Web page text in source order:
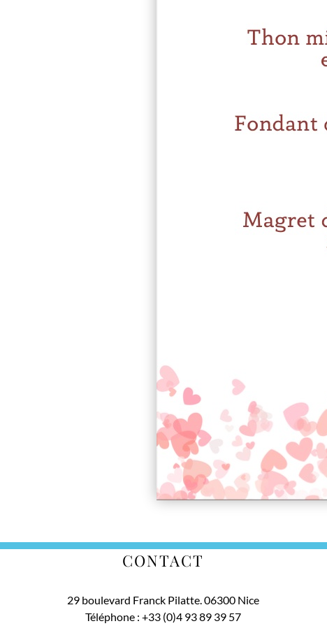
CONTACT
29 boulevard Franck Pilatte. 06300 Nice
Téléphone : +33 (0)4 93 89 39 57